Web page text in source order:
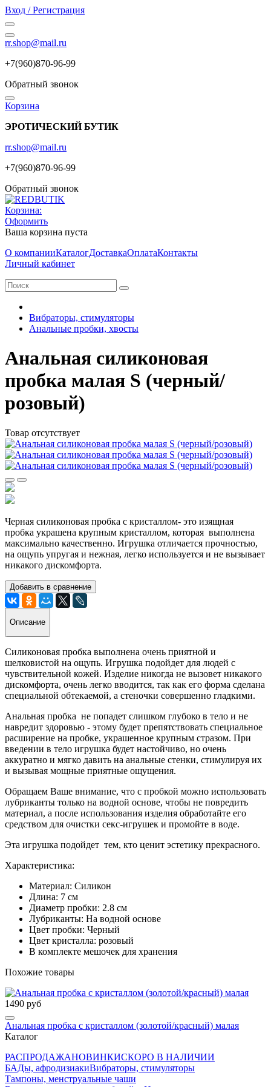
Вход / Регистрация
rr.shop@mail.ru
+7(960)870-96-99
Обратный звонок
Корзина
ЭРОТИЧЕСКИЙ БУТИК
rr.shop@mail.ru
+7(960)870-96-99
Обратный звонок
Корзина:
Оформить
Ваша корзина пуста
О компанииКаталогДоставкаОплатаКонтакты
Личный кабинет
Вибраторы, стимуляторы
Анальные пробки, хвосты
Анальная силиконовая
пробка малая S (черный/
розовый)
Товар отсутствует
Черная силиконовая пробка с кристаллом- это изящная
пробка украшена крупным кристаллом, которая выполнена
максимально качественно. Игрушка отличается прочностью,
на ощупь упругая и нежная, легко используется и не вызывает
никакого дискомфорта.
Добавить в сравнение
Описание
Силиконовая пробка выполнена очень приятной и
шелковистой на ощупь. Игрушка подойдет для людей с
чувствительной кожей. Изделие никогда не вызовет никакого
дискомфорта, очень легко вводится, так как его форма сделана
специальной обтекаемой, а стеночки совершенно гладкими.
Анальная пробка не попадет слишком глубоко в тело и не
навредит здоровью - этому будет препятствовать специальное
расширение на пробке, украшенное крупным стразом. При
введении в тело игрушка будет настойчиво, но очень
аккуратно и мягко давить на анальные стенки, стимулируя их
и вызывая мощные приятные ощущения.
Обращаем Ваше внимание, что с пробкой можно использовать
лубриканты только на водной основе, чтобы не повредить
материал, а после использования изделия обработайте его
средством для очистки секс-игрушек и промойте в воде.
Эта игрушка подойдет тем, кто ценит эстетику прекрасного.
Характеристика:
Материал: Силикон
Длина: 7 см
Диаметр пробки: 2.8 см
Лубриканты: На водной основе
Цвет пробки: Черный
Цвет кристалла: розовый
В комплекте мешочек для хранения
Похожие товары
1490 руб
Анальная пробка с кристаллом (золотой/красный) малая
Каталог
РАСПРОДАЖАНОВИНКИСКОРО В НАЛИЧИИ
БАДы, афродизиакиВибраторы, стимуляторы
Тампоны, менструальные чаши